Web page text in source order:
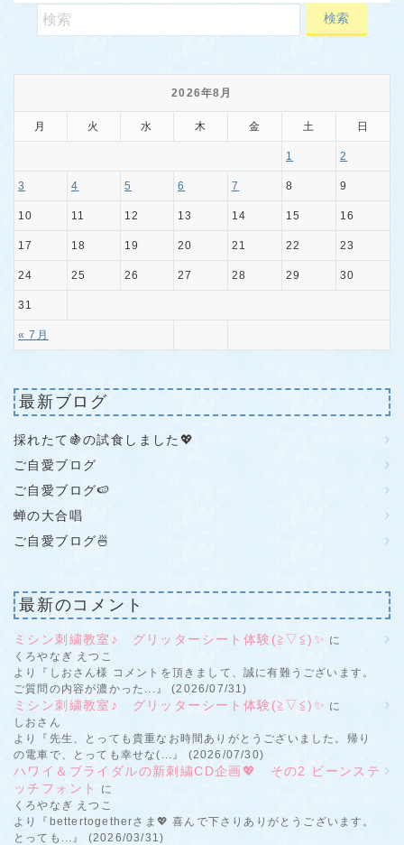
2026年8月
月 火 水 木 金 土 日
« 7月
1 2
3 4 5 6 7 8 9
10 11 12 13 14 15 16
17 18 19 20 21 22 23
24 25 26 27 28 29 30
31
最新ブログ
採れたて🍇の試食しました💖
ご自愛ブログ
ご自愛ブログ🍉
蝉の大合唱
ご自愛ブログ🍜
最新のコメント
ミシン刺繍教室♪ グリッターシート体験(≧▽≦)✨ に
くろやなぎ えつこ
より『しおさん様 コメントを頂きまして、誠に有難うございます。
ご質問の内容が濃かった...』 (2026/07/31)
ミシン刺繍教室♪ グリッターシート体験(≧▽≦)✨ に
しおさん
より『先生、とっても貴重なお時間ありがとうございました。帰り
の電車で、とっても幸せな(...』 (2026/07/30)
ハワイ＆ブライダルの新刺繍CD企画💖 その2 ビーンステ
ッチフォント
に
くろやなぎ えつこ
より『bettertogetherさま💖 喜んで下さりありがとうございます。
とっても...』 (2026/03/31)